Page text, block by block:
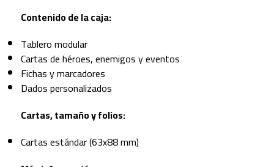
Contenido de la caja:
Tablero modular
Cartas de héroes, enemigos y eventos
Fichas y marcadores
Dados personalizados
Cartas, tamaño y folios:
Cartas estándar (63x88 mm)